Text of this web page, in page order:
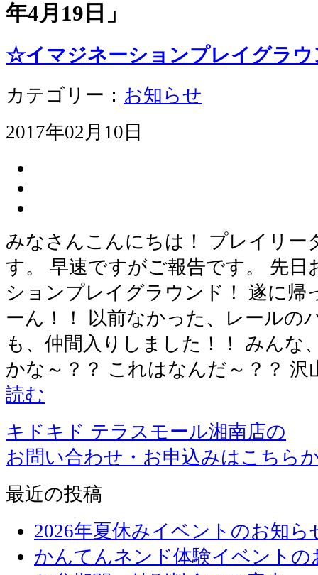
年4月19日 」
☆イマジネーションプレイグラ
カテゴリー： お知らせ
2017年02月10日
みなさんこんにちは！ プレイリー
す。 早速ですがご報告です。 先
ションプレイグラウンド！ 遂に帰
ーん！！ 以前なかった、レールの
も、仲間入りしました！！ みんな
かな～？？ これはなんだ～？？
読む
キドキド テラスモール湘南店の
お問い合わせ・お申込みはこちら
最近の投稿
2026年夏休みイベントのお知
かんてんネンド体験イベント